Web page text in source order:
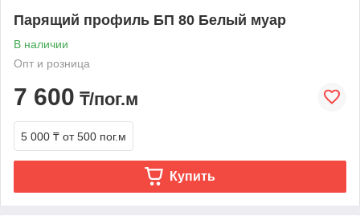
Парящий профиль БП 80 Белый муар
В наличии
Опт и розница
7 600 ₸/пог.м
5 000 ₸ от 500 пог.м
Купить